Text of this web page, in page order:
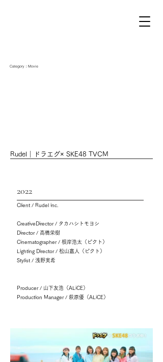
Category：Movie
Rudel｜ドラエグ× SKE48 TVCM
2022
Client / Rudel inc.
CreativeDirector / タカハシトモヨシ
Director / 高橋栄樹
Cinematographer / 根岸浩太（ピクト）
Lighting Director / 松山嘉人（ピクト）
Stylist / 浅野実希
Producer / 山下友浩（ALiCE）
Production Manager / 萩原優（ALiCE）